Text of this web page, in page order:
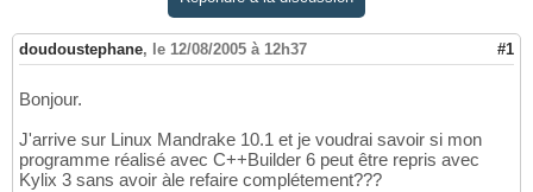
doudoustephane, le 12/08/2005 à 12h37 #1
Bonjour.
J'arrive sur Linux Mandrake 10.1 et je voudrai savoir si mon
programme réalisé avec C++Builder 6 peut être repris avec
Kylix 3 sans avoir àle refaire complétement???